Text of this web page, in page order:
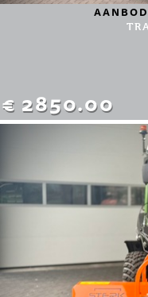
€ 2850.00